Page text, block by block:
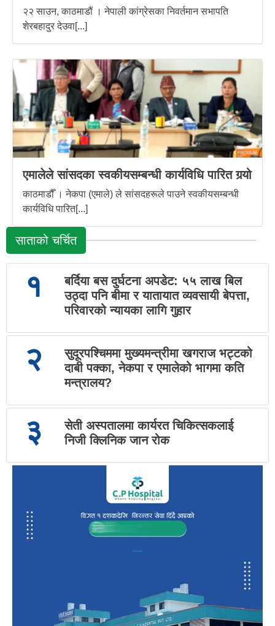
२२ साउन, काठमाडौं । नेपाली कांग्रेसका निवर्तमान सभापति
शेरबहादुर देउवा[...]
एमालेले सांसदका स्वकीयसम्बन्धी कार्यविधि पारित गर्‍यो
काठमाडौँ । नेकपा (एमाले) ले सांसदहरूले पाउने स्वकीयसम्बन्धी
कार्यविधि पारित[...]
साताको चर्चित
१
बर्दिया बस दुर्घटना अपडेट: ५५ लाख बिल
उठ्दा पनि बीमा र यातायात व्यवसायी बेपत्ता,
परिवारको न्यायका लागि गुहार
२
सुदूरपश्चिममा मुख्यमन्त्रीमा खगराज भट्टको
दाबी पक्का, नेकपा र एमालेको भागमा कति
मन्त्रालय?
३
सेती अस्पतालमा कार्यरत चिकित्सकलाई
निजी क्लिनिक जान रोक